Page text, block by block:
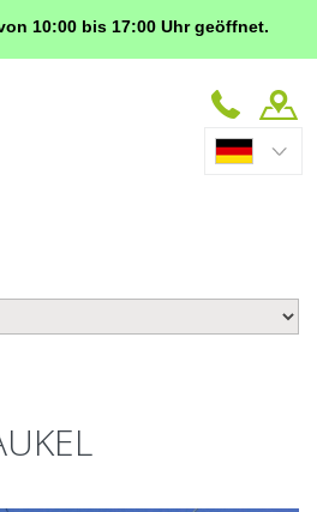
10:00 bis 17:00 Uhr geöffnet.